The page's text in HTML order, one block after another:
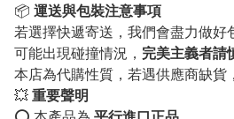
📦 運送與包裝注意事項
若選擇快遞寄送，我們會盡力做好
可能出現碰撞情況， 完美主義者請
本店為代購性質，若遇供應商缺貨
💥 重要聲明